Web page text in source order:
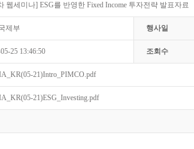
웹세미나] ESG를 반영한 Fixed Income 투자전략 발표자료
제부 행사일
25 13:46:50 조회수
21)Intro_PIMCO.pdf
21)ESG_Investing.pdf